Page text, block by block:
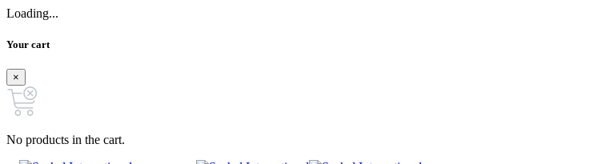
Loading...
Your cart
×
No products in the cart.